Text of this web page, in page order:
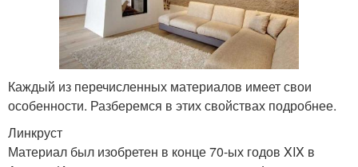
Каждый из перечисленных материалов имеет свои
особенности. Разберемся в этих свойствах подробнее.
Линкруст
Материал был изобретен в конце 70-ых годов XIX в